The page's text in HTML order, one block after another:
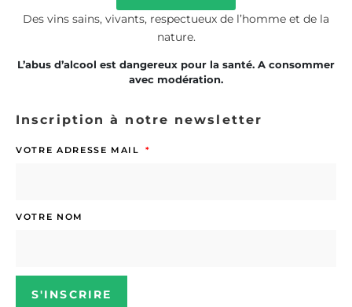
Des vins sains, vivants, respectueux de l’homme et de la
nature.
L’abus d’alcool est dangereux pour la santé. A consommer
avec modération.
Inscription à notre newsletter
VOTRE ADRESSE MAIL
VOTRE NOM
S'INSCRIRE